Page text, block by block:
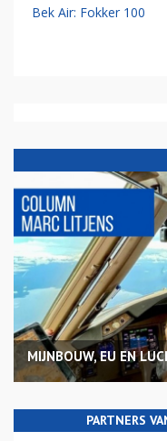
Bek Air: Fokker 100
MIJNBOUW, EU EN
PARTNERS